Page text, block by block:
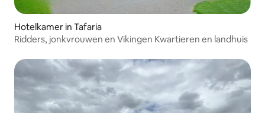
Hotelkamer in Tafaria
Ridders, jonkvrouwen en Vikingen Kwartieren en landhuis